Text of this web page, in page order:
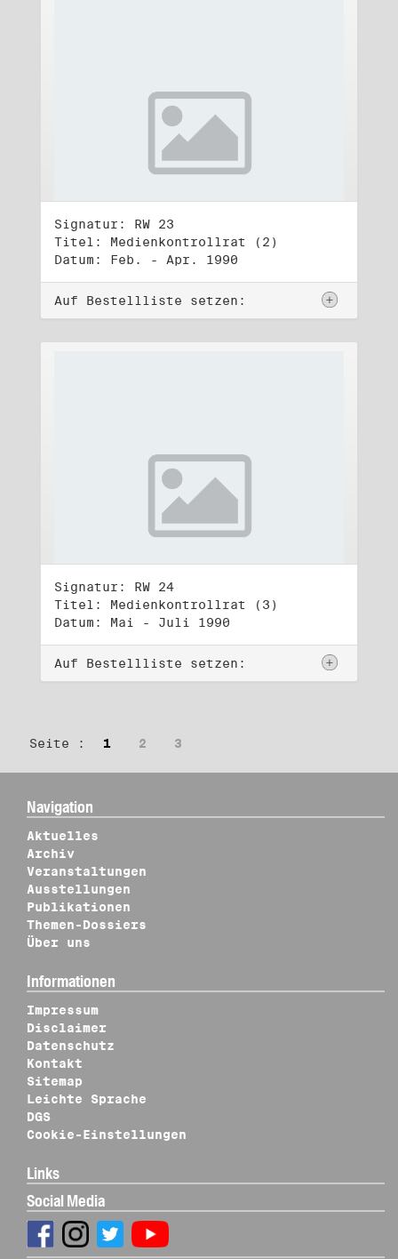
Signatur: RW 23
Titel: Medienkontrollrat (2)
Datum: Feb. - Apr. 1990
Auf Bestellliste setzen:
Signatur: RW 24
Titel: Medienkontrollrat (3)
Datum: Mai - Juli 1990
Auf Bestellliste setzen:
Seite : 1 2 3
Navigation
Aktuelles
Archiv
Veranstaltungen
Ausstellungen
Publikationen
Themen-Dossiers
Über uns
Informationen
Impressum
Disclaimer
Datenschutz
Kontakt
Sitemap
Leichte Sprache
DGS
Cookie-Einstellungen
Links
Social Media